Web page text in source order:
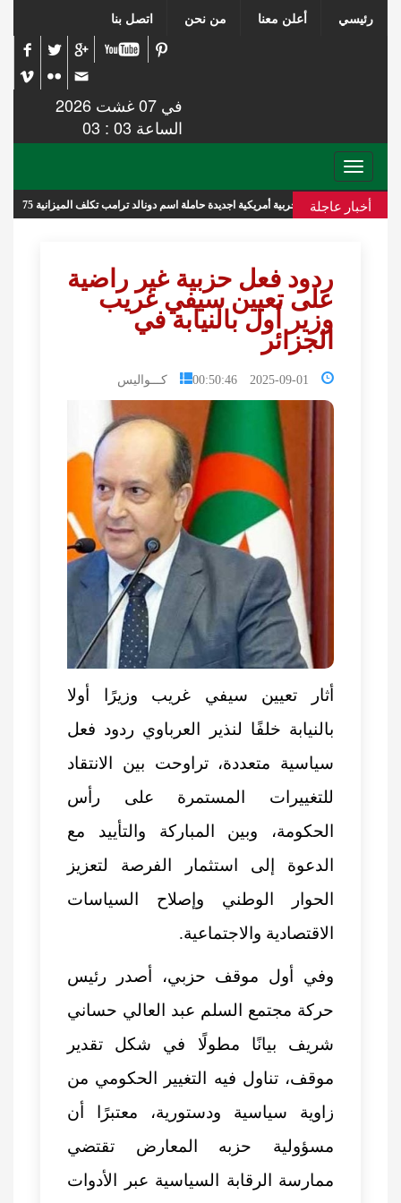
رئيسي أعلن معنا من نحن اتصل بنا
في 07 غشت 2026
الساعة 03 : 03
Toggle
navigation
أخبار عاجلة
حربية أمريكية اجديدة حاملة اسم دونالد ترامب تكلف الميزانية 275 مليار دولار
ردود فعل حزبية غير راضية
على تعيين سيفي غريب
وزير أول بالنيابة في
الجزائر
2025-09-01 00:50:46 كـــواليس
أثار تعيين سيفي غريب وزيرًا أولا
بالنيابة خلفًا لنذير العرباوي ردود فعل
سياسية متعددة، تراوحت بين الانتقاد
للتغييرات المستمرة على رأس
الحكومة، وبين المباركة والتأييد مع
الدعوة إلى استثمار الفرصة لتعزيز
الحوار الوطني وإصلاح السياسات
الاقتصادية والاجتماعية.
وفي أول موقف حزبي، أصدر رئيس
حركة مجتمع السلم عبد العالي حساني
شريف بيانًا مطولًا في شكل تقدير
موقف، تناول فيه التغيير الحكومي من
زاوية سياسية ودستورية، معتبرًا أن
مسؤولية حزبه المعارض تقتضي
ممارسة الرقابة السياسية عبر الأدوات